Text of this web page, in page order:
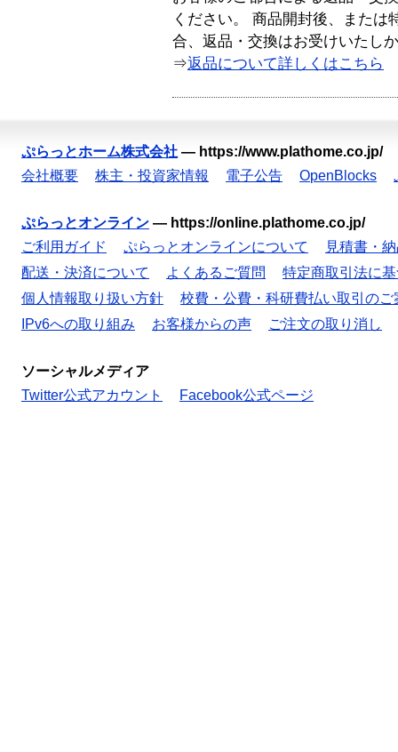
ください。 商品開封後、または
合、返品・交換はお受けいたし
⇒返品について詳しくはこちら
ぷらっとホーム株式会社 — https://www.plathome.co.jp/
会社概要
株主・投資家情報 電子公告 OpenBlocks
ぷらっとオンライン — https://online.plathome.co.jp/
ご利用ガイド
ぷらっとオンラインについて
見積書・
配送・決済について
よくあるご質問
特定商取引法に
個人情報取り扱い方針
校費・公費・科研費払い取引のご
IPv6への取り組み
お客様からの声 ご注文の取り消し
ソーシャルメディア
Twitter公式アカウント
Facebook公式ページ